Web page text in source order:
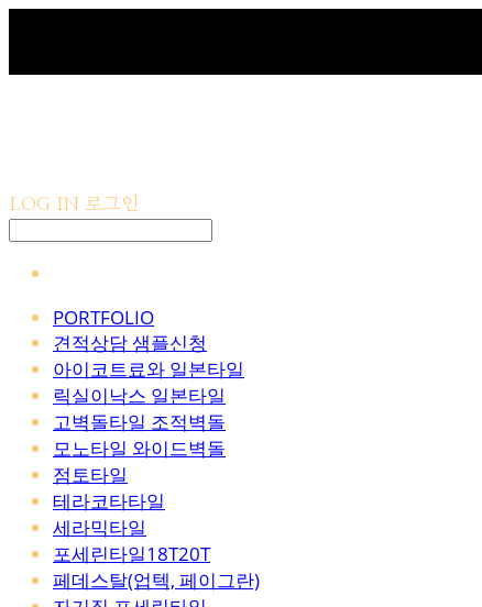
LOG IN 로그인
PORTFOLIO
견적상담 샘플신청
아이코트료와 일본타일
릭실이낙스 일본타일
고벽돌타일 조적벽돌
모노타일 와이드벽돌
점토타일
테라코타타일
세라믹타일
포세린타일18T20T
페데스탈(업텍, 페이그란)